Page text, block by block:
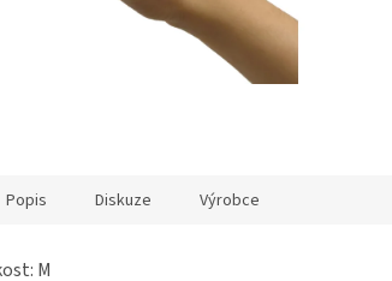
Popis Diskuze Výrobce
M